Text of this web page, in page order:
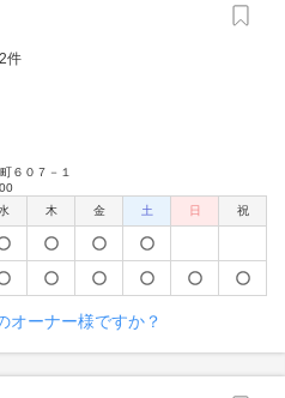
2件
６０７－１
木 金 土 日 祝
オーナー様ですか？